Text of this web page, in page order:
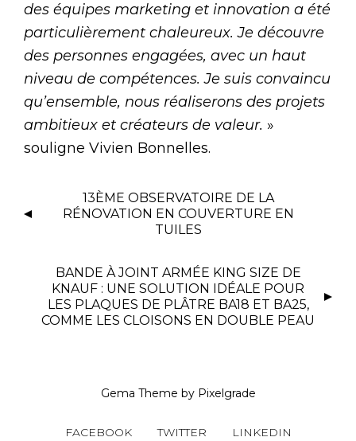
des équipes marketing et innovation a été
particulièrement chaleureux. Je découvre
des personnes engagées, avec un haut
niveau de compétences. Je suis convaincu
qu’ensemble, nous réaliserons des projets
ambitieux et créateurs de valeur. »
souligne Vivien Bonnelles.
13ÈME OBSERVATOIRE DE LA
RÉNOVATION EN COUVERTURE EN
TUILES
BANDE À JOINT ARMÉE KING SIZE DE
KNAUF : UNE SOLUTION IDÉALE POUR
LES PLAQUES DE PLÂTRE BA18 ET BA25,
COMME LES CLOISONS EN DOUBLE PEAU
Gema Theme by Pixelgrade
FACEBOOK TWITTER LINKEDIN